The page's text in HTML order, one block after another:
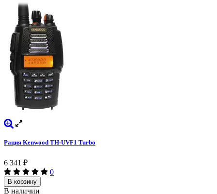
Рация Kenwood TH-UVF1 Turbo
6 341 ₽
0
В корзину
В наличии